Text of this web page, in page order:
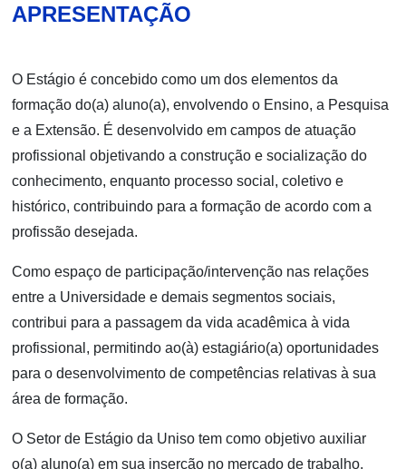
APRESENTAÇÃO
O Estágio é concebido como um dos elementos da
formação do(a) aluno(a), envolvendo o Ensino, a Pesquisa
e a Extensão. É desenvolvido em campos de atuação
profissional objetivando a construção e socialização do
conhecimento, enquanto processo social, coletivo e
histórico, contribuindo para a formação de acordo com a
profissão desejada.
Como espaço de participação/intervenção nas relações
entre a Universidade e demais segmentos sociais,
contribui para a passagem da vida acadêmica à vida
profissional, permitindo ao(à) estagiário(a) oportunidades
para o desenvolvimento de competências relativas à sua
área de formação.
O Setor de Estágio da Uniso tem como objetivo auxiliar
o(a) aluno(a) em sua inserção no mercado de trabalho,